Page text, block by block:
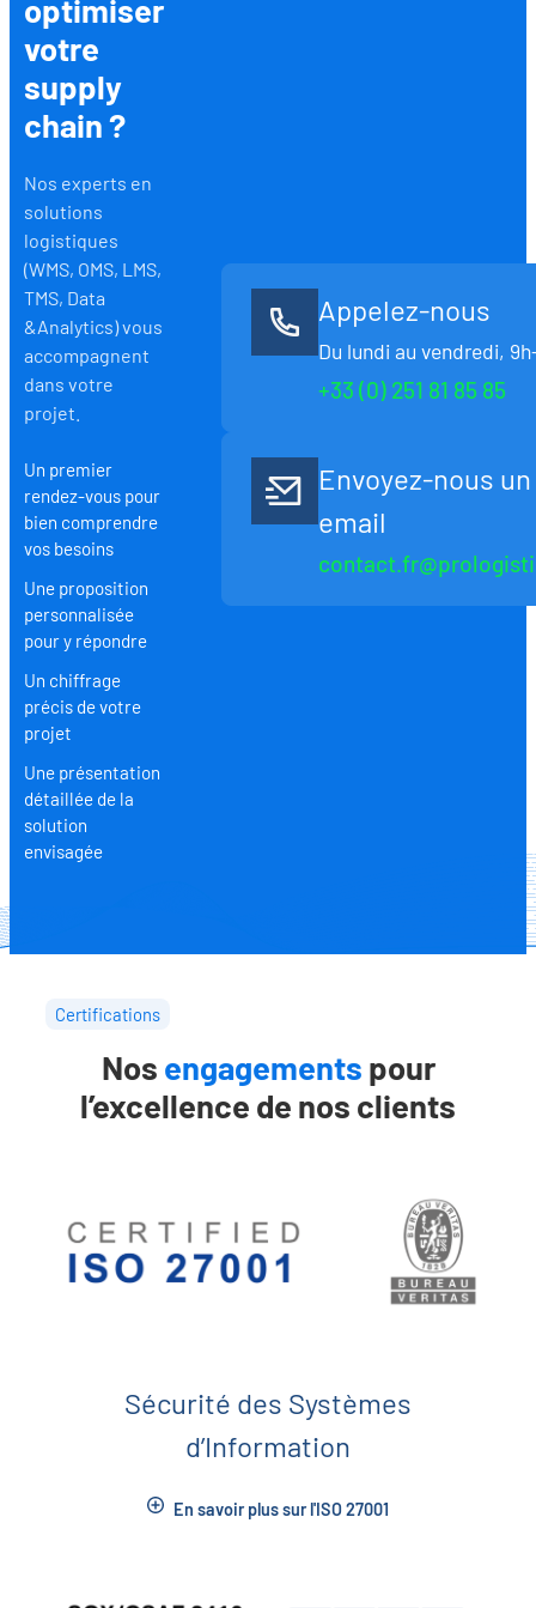
optimiser
votre
supply
chain ?
Nos experts en
solutions
logistiques
(WMS, OMS, LMS,
TMS, Data
&Analytics) vous
accompagnent
dans votre
projet.
Un premier
rendez-vous pour
bien comprendre
vos besoins
Une proposition
personnalisée
pour y répondre
Un chiffrage
précis de votre
projet
Une présentation
détaillée de la
solution
envisagée
Appelez-nous
Du lundi au vendredi,
+33 (0) 251 81 85 85
Envoyez-nous un
email
Certifications
Nos engagements pour
l’excellence de nos clients
Sécurité des Systèmes
d’Information
En savoir plus sur l'ISO 27001